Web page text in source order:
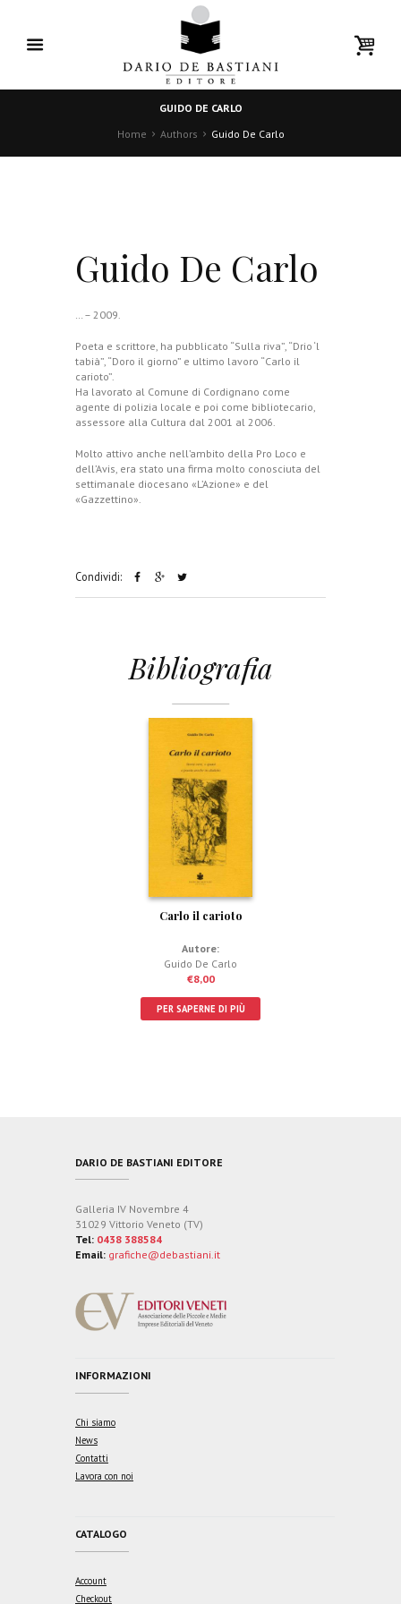
GUIDO DE CARLO
Home
Authors Guido De Carlo
Guido De Carlo
… – 2009.
Poeta e scrittore, ha pubblicato “Sulla riva”, “Drio ‘l
tabià”, “Doro il giorno” e ultimo lavoro “Carlo il
carioto”.
Ha lavorato al Comune di Cordignano come
agente di polizia locale e poi come bibliotecario,
assessore alla Cultura dal 2001 al 2006.
Molto attivo anche nell’ambito della Pro Loco e
dell’Avis, era stato una firma molto conosciuta del
settimanale diocesano «L’Azione» e del
«Gazzettino».
Condividi:
Bibliografia
Carlo il carioto
Autore:
Guido De Carlo
€8,00
PER SAPERNE DI PIÙ
DARIO DE BASTIANI EDITORE
Galleria IV Novembre 4
31029 Vittorio Veneto (TV)
Tel: 0438 388584
Email: grafiche@debastiani.it
INFORMAZIONI
Chi siamo
News
Contatti
Lavora con noi
CATALOGO
Account
Checkout